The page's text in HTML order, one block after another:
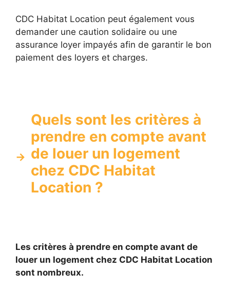
CDC Habitat Location peut également vous
demander une caution solidaire ou une
assurance loyer impayés afin de garantir le bon
paiement des loyers et charges.
Quels sont les critères à
prendre en compte avant
de louer un logement
chez CDC Habitat
Location ?
Les critères à prendre en compte avant de
louer un logement chez CDC Habitat Location
sont nombreux.